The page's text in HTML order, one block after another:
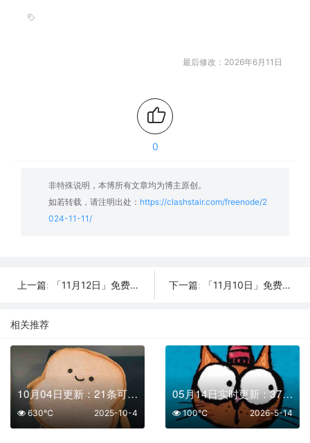
最后修改：2026年6月11日
0
非特殊说明，本博所有文章均为博主原创。
如若转载，请注明出处： https://clashstair.com/freenode/2
024-11-11/
上一篇: 「11月12日」免费节点数量24个，SSR/V2ray/Shadowrocket/Clash订阅链接 下一篇: 「11月10日」免费节点数量40个，SSR/V2ray/Shadowrocket/Clash订阅链接
相关推荐
10月04日更新：21条可用免费节点 | 2025年SSR/V2ray/Clash订阅链接
2025-10-4
630℃
05月14日实时更新：37条可用SSR/V2Ray/Clash节点
2026-5-14
100℃